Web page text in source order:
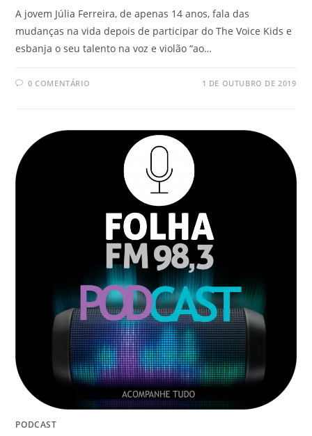
A jovem Júlia Ferreira, de apenas 14 anos, fala das
mudanças na vida depois de participar do The Voice Kids e
esbanja o seu talento na voz e violão “ao…
0 COMENTÁRIO 1 DE OUTUBRO DE 2019
PODCAST